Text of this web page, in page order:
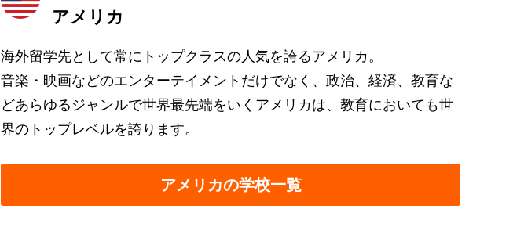
アメリカ
海外留学先として常にトップクラスの人気を誇るアメリカ。
音楽・映画などのエンターテイメントだけでなく、政治、経済、教育な
どあらゆるジャンルで世界最先端をいくアメリカは、教育においても世
界のトップレベルを誇ります。
アメリカの学校一覧